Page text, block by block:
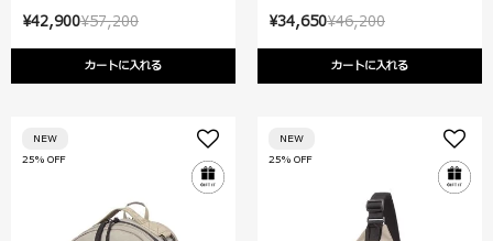
¥57,200
¥42,900
カートに入れる
¥46,200
¥34,650
カートに入れる
25% OFF
NEW
25% OFF
NEW